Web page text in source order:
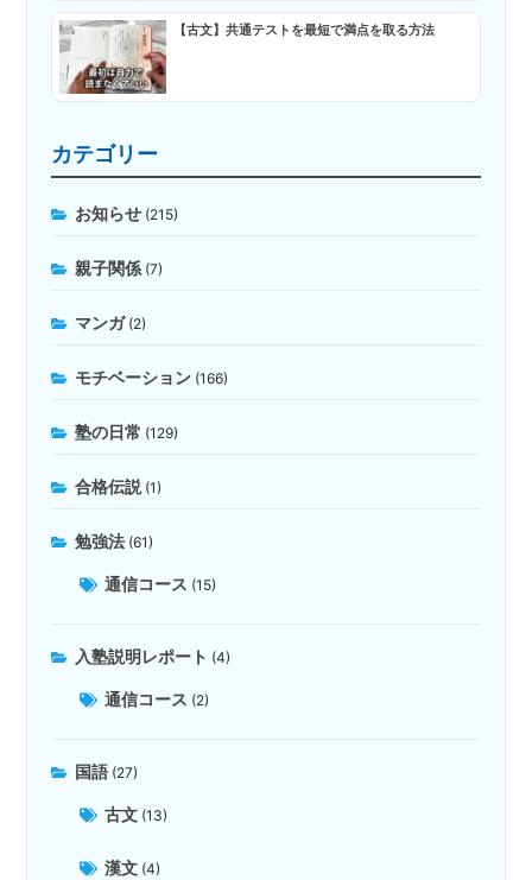
【古文】共通テストを最短で満点を取る方法
カテゴリー
お知らせ (215)
親子関係 (7)
マンガ(2)
モチベーション (166)
塾の日常 (129)
合格伝説(1)
勉強法 (61)
通信コース (15)
入塾説明レポート (4)
通信コース (2)
国語 (27)
古文 (13)
漢文 (4)